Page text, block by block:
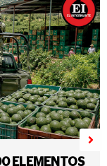
ELEMENTOS